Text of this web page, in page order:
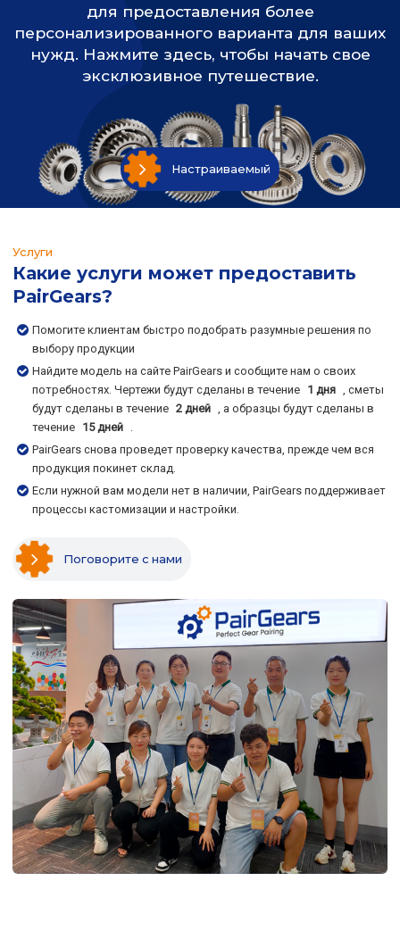
для предоставления более
персонализированного варианта для ваших
нужд. Нажмите здесь, чтобы начать свое
эксклюзивное путешествие.
Настраиваемый
Услуги
Какие услуги может предоставить
PairGears?
Помогите клиентам быстро подобрать разумные решения по
выбору продукции
Найдите модель на сайте PairGears и сообщите нам о своих
потребностях. Чертежи будут сделаны в течение 1 дня , сметы
будут сделаны в течение 2 дней , а образцы будут сделаны в
течение 15 дней
.
PairGears снова проведет проверку качества, прежде чем вся
продукция покинет склад.
Если нужной вам модели нет в наличии, PairGears поддерживает
процессы кастомизации и настройки.
Поговорите с нами